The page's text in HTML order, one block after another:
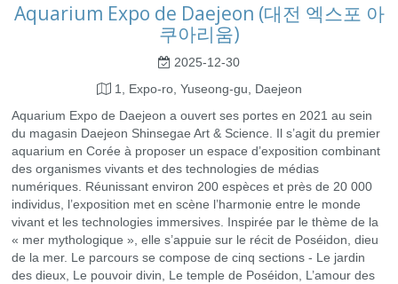
Aquarium Expo de Daejeon (대전 엑스포 아
쿠아리움)
2025-12-30
1, Expo-ro, Yuseong-gu, Daejeon
Aquarium Expo de Daejeon a ouvert ses portes en 2021 au sein
du magasin Daejeon Shinsegae Art & Science. Il s’agit du premier
aquarium en Corée à proposer un espace d’exposition combinant
des organismes vivants et des technologies de médias
numériques. Réunissant environ 200 espèces et près de 20 000
individus, l’exposition met en scène l’harmonie entre le monde
vivant et les technologies immersives. Inspirée par le thème de la
« mer mythologique », elle s’appuie sur le récit de Poséidon, dieu
de la mer. Le parcours se compose de cinq sections - Le jardin
des dieux, Le pouvoir divin, Le temple de Poséidon, L’amour des